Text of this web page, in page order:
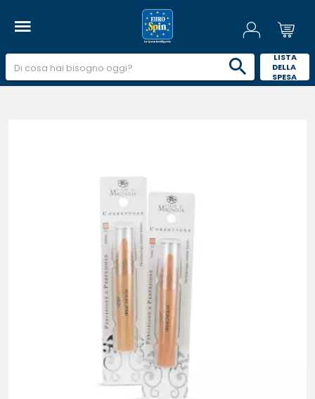
LISTA
DELLA
SPESA